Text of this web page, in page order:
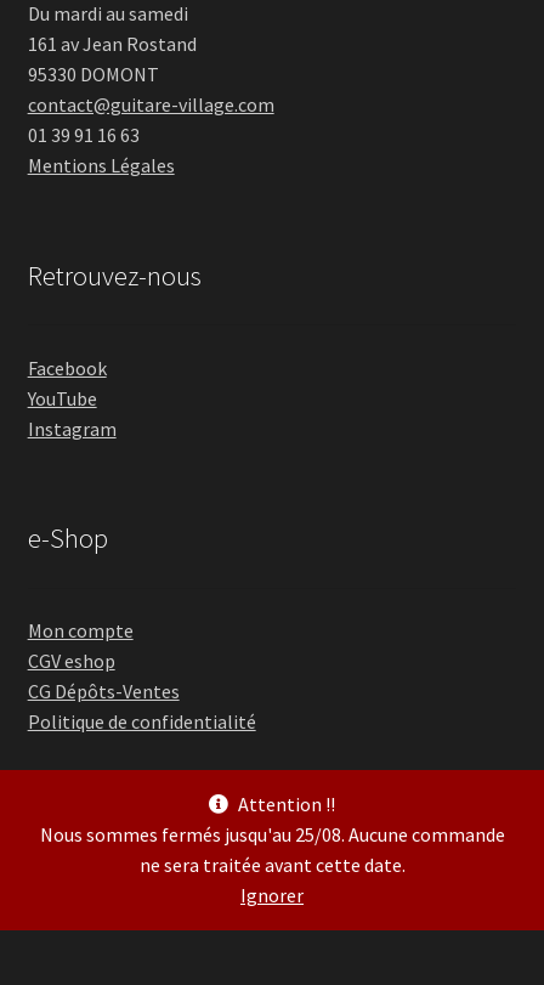
Attention !!
Nous sommes fermés jusqu'au 25/08. Aucune commande
ne sera traitée avant cette date.
Ignorer
Du mardi au samedi
161 av Jean Rostand
95330 DOMONT
contact@guitare-village.com
01 39 91 16 63
Mentions Légales
Retrouvez-nous
Facebook
YouTube
Instagram
e-Shop
Mon compte
CGV eshop
CG Dépôts-Ventes
Politique de confidentialité
© Guitare Village 2026